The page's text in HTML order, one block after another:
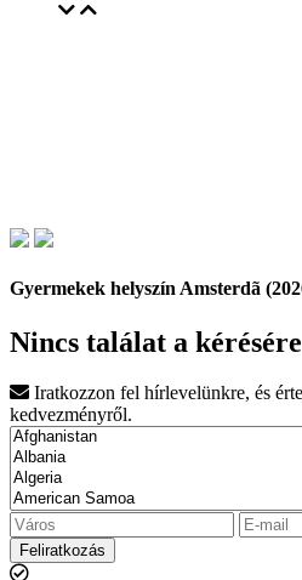
Gyermekek helyszín Amsterdã
Nincs találat a kérésére
Iratkozzon fel hírlevelünkre, és
kedvezményről.
Feliratkozás